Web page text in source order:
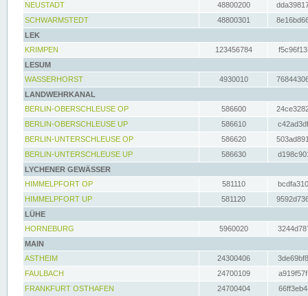
NEUSTADT
48800200
SCHWARMSTEDT
48800301
LEK
KRIMPEN
123456784
LESUM
WASSERHORST
4930010
LANDWEHRKANAL
BERLIN-OBERSCHLEUSE OP
586600
BERLIN-OBERSCHLEUSE UP
586610
BERLIN-UNTERSCHLEUSE OP
586620
BERLIN-UNTERSCHLEUSE UP
586630
LYCHENER GEWÄSSER
HIMMELPFORT OP
581110
HIMMELPFORT UP
581120
LÜHE
HORNEBURG
5960020
MAIN
ASTHEIM
24300406
FAULBACH
24700109
FRANKFURT OSTHAFEN
24700404